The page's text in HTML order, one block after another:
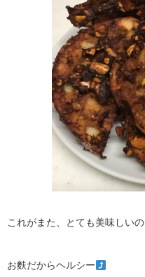
これがまた、とても美味しいの
お麩だからヘルシー